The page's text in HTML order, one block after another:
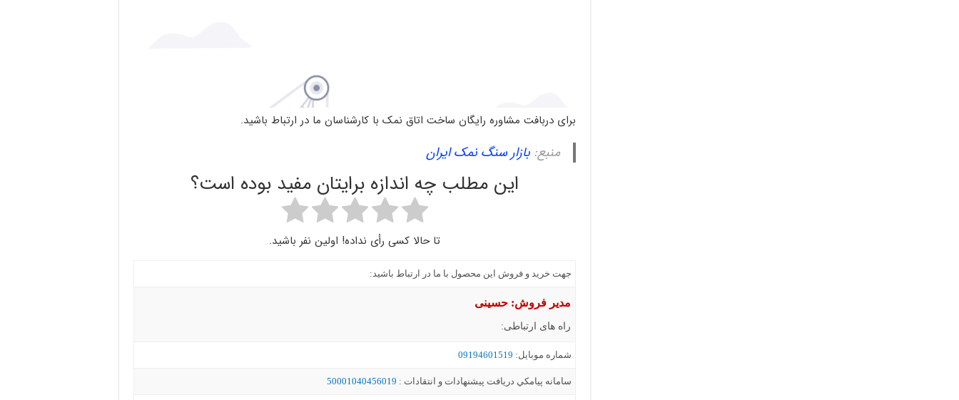
برای دربافت مشاوره رایگان ساخت اتاق نمک با کارشناسان ما در ارتباط باشید.
منبع: بازار سنگ نمک ایران
این مطلب چه اندازه برایتان مفید بوده است؟
تا حالا کسی رأی نداده! اولین نفر باشید.
جهت خرید و فروش این محصول با ما در ارتباط باشید:
مدیر فروش: حسینی
راه های ارتباطی:
شماره موبايل: 09194601519
سامانه پيامکي دریافت پیشنهادات و انتقادات : 50001040456019